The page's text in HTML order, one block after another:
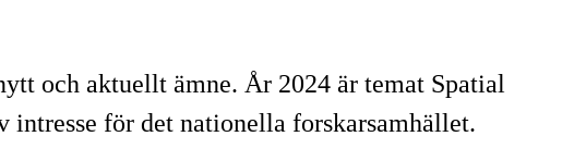
och aktuellt ämne. År 2024 är temat Spatial
intresse för det nationella forskarsamhället.